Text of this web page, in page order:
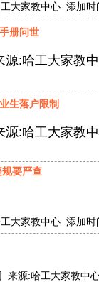
大家教中心 添加
册问世
:哈工大家教
生落户限制
:哈工大家教
规要严查
大家教中心 添加
来源:哈工大家教